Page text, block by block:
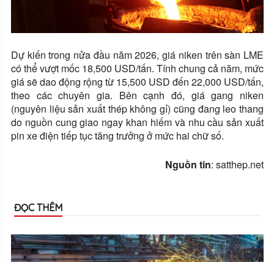
Dự kiến trong nửa đầu năm 2026, giá niken trên sàn LME
có thể vượt mốc 18,500 USD/tấn. Tính chung cả năm, mức
giá sẽ dao động rộng từ 15,500 USD đến 22,000 USD/tấn,
theo các chuyên gia. Bên cạnh đó, giá gang niken
(nguyên liệu sản xuất thép không gỉ) cũng đang leo thang
do nguồn cung giao ngay khan hiếm và nhu cầu sản xuất
pin xe điện tiếp tục tăng trưởng ở mức hai chữ số.
Nguồn tin: satthep.net
ĐỌC THÊM